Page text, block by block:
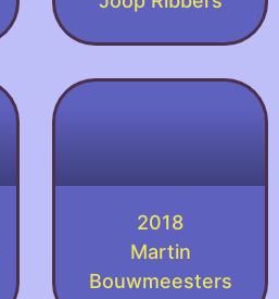
2018
Martin
Bouwmeesters